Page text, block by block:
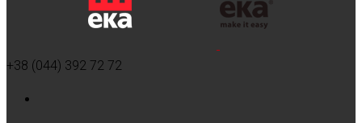
+38 (044) 392 72 72